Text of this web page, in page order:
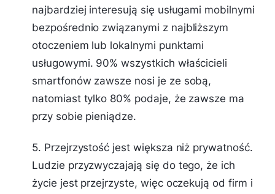
najbardziej interesują się usługami mobilnymi
bezpośrednio związanymi z najbliższym
otoczeniem lub lokalnymi punktami
usługowymi. 90% wszystkich właścicieli
smartfonów zawsze nosi je ze sobą,
natomiast tylko 80% podaje, że zawsze ma
przy sobie pieniądze.
5. Przejrzystość jest większa niż prywatność.
Ludzie przyzwyczajają się do tego, że ich
życie jest przejrzyste, więc oczekują od firm i